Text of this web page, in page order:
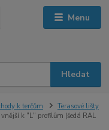
Menu
Hledat
k terčům
Terasové lišty
vnější k "L" profilům (šedá RAL